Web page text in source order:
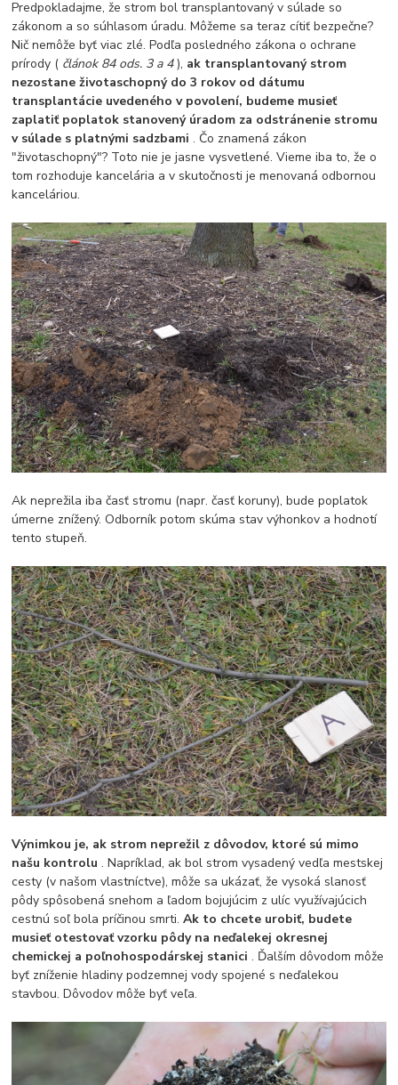
Predpokladajme, že strom bol transplantovaný v súlade so
zákonom a so súhlasom úradu. Môžeme sa teraz cítiť bezpečne?
Nič nemôže byť viac zlé. Podľa posledného zákona o ochrane
prírody ( článok 84 ods. 3 a 4), ak transplantovaný strom
nezostane životaschopný do 3 rokov od dátumu
transplantácie uvedeného v povolení, budeme musieť
zaplatiť poplatok stanovený úradom za odstránenie stromu
v súlade s platnými sadzbami. Čo znamená zákon
"životaschopný"? Toto nie je jasne vysvetlené. Vieme iba to, že o
tom rozhoduje kancelária a v skutočnosti je menovaná odbornou
kanceláriou.
Ak neprežila iba časť stromu (napr. časť koruny), bude poplatok
úmerne znížený. Odborník potom skúma stav výhonkov a hodnotí
tento stupeň.
Výnimkou je, ak strom neprežil z dôvodov, ktoré sú mimo
našu kontrolu. Napríklad, ak bol strom vysadený vedľa mestskej
cesty (v našom vlastníctve), môže sa ukázať, že vysoká slanosť
pôdy spôsobená snehom a ľadom bojujúcim z ulíc využívajúcich
cestnú soľ bola príčinou smrti.Ak to chcete urobiť, budete
musieť otestovať vzorku pôdy na neďalekej okresnej
chemickej a poľnohospodárskej stanici. Ďalším dôvodom môže
byť zníženie hladiny podzemnej vody spojené s neďalekou
stavbou. Dôvodov môže byť veľa.